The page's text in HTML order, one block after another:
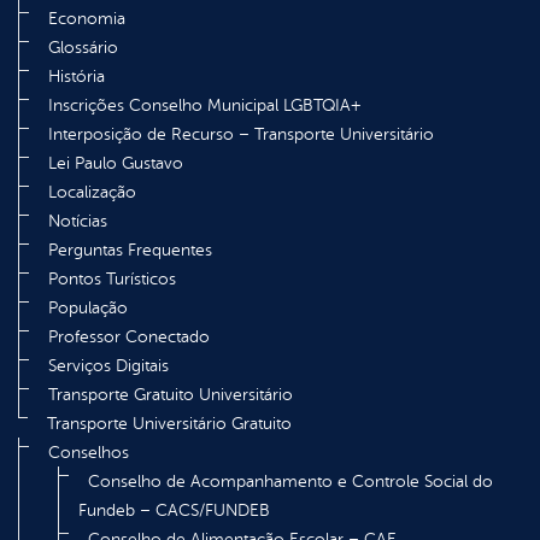
Economia
Glossário
História
Inscrições Conselho Municipal LGBTQIA+
Interposição de Recurso – Transporte Universitário
Lei Paulo Gustavo
Localização
Notícias
Perguntas Frequentes
Pontos Turísticos
População
Professor Conectado
Serviços Digitais
Transporte Gratuito Universitário
Transporte Universitário Gratuito
Conselhos
Conselho de Acompanhamento e Controle Social do
Fundeb – CACS/FUNDEB